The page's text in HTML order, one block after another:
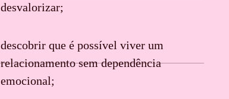
desvalorizar;
descobrir que é possível viver um
relacionamento sem dependência
emocional;